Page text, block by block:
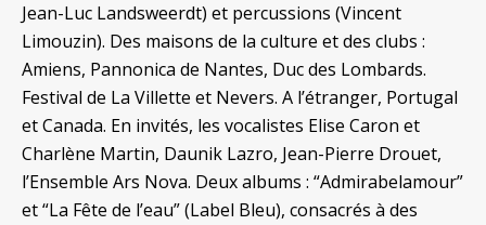
Jean-Luc Landsweerdt) et percussions (Vincent
Limouzin). Des maisons de la culture et des clubs :
Amiens, Pannonica de Nantes, Duc des Lombards.
Festival de La Villette et Nevers. A l’étranger, Portugal
et Canada. En invités, les vocalistes Elise Caron et
Charlène Martin, Daunik Lazro, Jean-Pierre Drouet,
l’Ensemble Ars Nova. Deux albums : “Admirabelamour”
et “La Fête de l’eau” (Label Bleu), consacrés à des